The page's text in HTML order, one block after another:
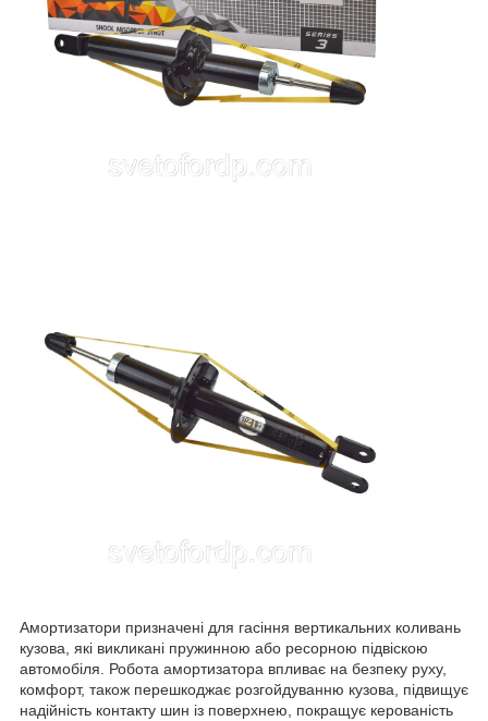
Амортизатори призначені для гасіння вертикальних коливань
кузова, які викликані пружинною або ресорною підвіскою
автомобіля. Робота амортизатора впливає на безпеку руху,
комфорт, також перешкоджає розгойдуванню кузова, підвищує
надійність контакту шин із поверхнею, покращує керованість